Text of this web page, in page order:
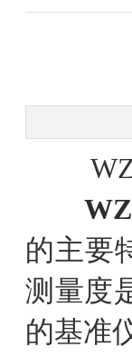
WZP-
的主要
测量度
的基准